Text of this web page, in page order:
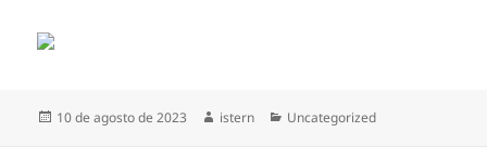
Publicado
10 de agosto de 2023 Autor
istern Categorías
Uncategorized